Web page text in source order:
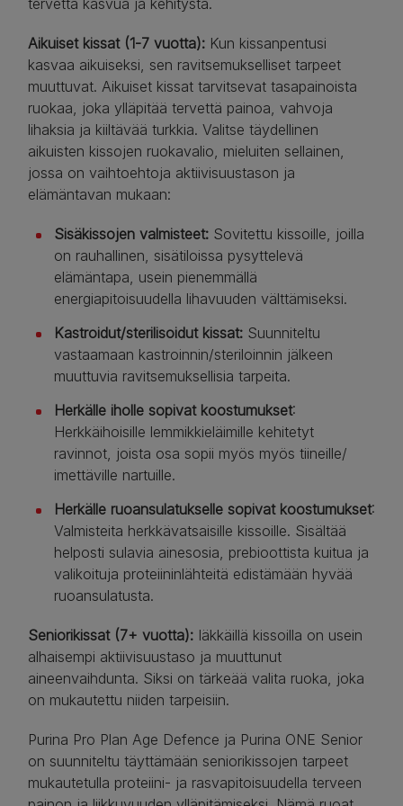
tervettä kasvua ja kehitystä.
Aikuiset kissat (1-7 vuotta): Kun kissanpentusi
kasvaa aikuiseksi, sen ravitsemukselliset tarpeet
muuttuvat. Aikuiset kissat tarvitsevat tasapainoista
ruokaa, joka ylläpitää tervettä painoa, vahvoja
lihaksia ja kiiltävää turkkia. Valitse täydellinen
aikuisten kissojen ruokavalio, mieluiten sellainen,
jossa on vaihtoehtoja aktiivisuustason ja
elämäntavan mukaan:
Sisäkissojen valmisteet: Sovitettu kissoille, joilla
on rauhallinen, sisätiloissa pysyttelevä
elämäntapa, usein pienemmällä
energiapitoisuudella lihavuuden välttämiseksi.
Kastroidut/sterilisoidut kissat: Suunniteltu
vastaamaan kastroinnin/steriloinnin jälkeen
muuttuvia ravitsemuksellisia tarpeita.
Herkälle iholle sopivat koostumukset:
Herkkäihoisille lemmikkieläimille kehitetyt
ravinnot, joista osa sopii myös myös tiineille/
imettäville nartuille.
Herkälle ruoansulatukselle sopivat koostumukset:
Valmisteita herkkävatsaisille kissoille. Sisältää
helposti sulavia ainesosia, prebioottista kuitua ja
valikoituja proteiininlähteitä edistämään hyvää
ruoansulatusta.
Seniorikissat (7+ vuotta): Iäkkäillä kissoilla on usein
alhaisempi aktiivisuustaso ja muuttunut
aineenvaihdunta. Siksi on tärkeää valita ruoka, joka
on mukautettu niiden tarpeisiin.
Purina Pro Plan Age Defence ja Purina ONE Senior
on suunniteltu täyttämään seniorikissojen tarpeet
mukautetulla proteiini- ja rasvapitoisuudella terveen